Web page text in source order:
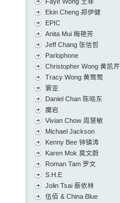
Ekin Cheng 郑伊健
EPIC
Anita Mui 梅艳芳
Jeff Chang 张信哲
Parlophone
Christopher Wong 黄凯芹
Tracy Wong 黄莺莺
寰亚
Daniel Chan 陈晓东
魔岩
Vivian Chow 周慧敏
Michael Jackson
Kenny Bee 钟镇涛
Karen Mok 莫文蔚
Roman Tam 罗文
S.H.E
Jolin Tsai 蔡依林
伍佰 & China Blue